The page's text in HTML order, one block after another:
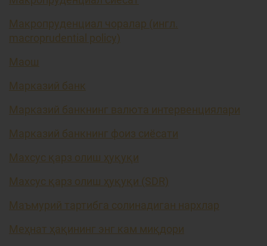
Макропруденциал чоралар (ингл.
macroprudential policy)
Маош
Марказий банк
Марказий банкнинг валюта интервенциялари
Марказий банкнинг фоиз сиёсати
Махсус қарз олиш ҳуқуқи
Махсус қарз олиш ҳуқуқи (SDR)
Маъмурий тартибга солинадиган нархлар
Меҳнат ҳақининг энг кам миқдори